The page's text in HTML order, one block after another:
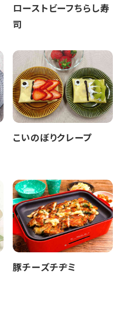
ローストビーフちらし寿
司
こいのぼりクレープ
豚チーズチヂミ